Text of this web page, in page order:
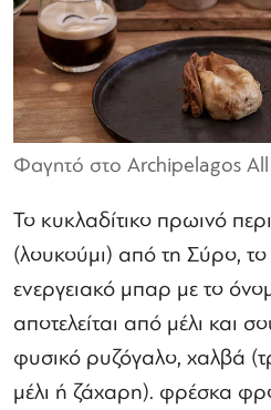
Φαγητό στο Archipelagos
Το κυκλαδίτικο πρωινό
(λουκούμι) από τη Σύρο,
ενεργειακό μπαρ με το
αποτελείται από μέλι και
φυσικό ρυζόγαλο, χαλβά
μέλι ή ζάχαρη). φρέσκα